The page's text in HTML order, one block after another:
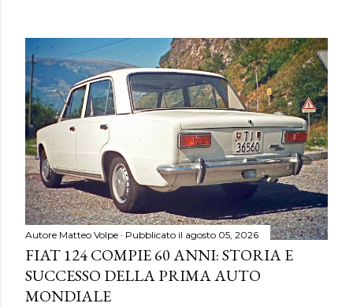
Autore Matteo Volpe Pubblicato il agosto 05, 2026
FIAT 124 COMPIE 60 ANNI: STORIA E
SUCCESSO DELLA PRIMA AUTO
MONDIALE